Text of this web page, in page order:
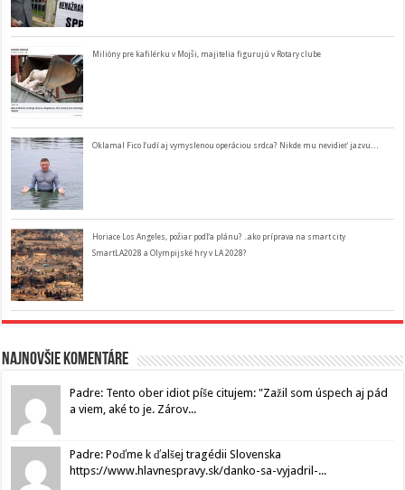
Milióny pre kafilérku v Mojši, majitelia figurujú v Rotary clube
Oklamal Fico ľudí aj vymyslenou operáciou srdca? Nikde mu nevidieť jazvu…
Horiace Los Angeles, požiar podľa plánu? ..ako príprava na smart city
SmartLA2028 a Olympijské hry v LA 2028?
Najnovšie komentáre
Padre: Tento ober idiot píše citujem: "Zažil som úspech aj pád
a viem, aké to je. Zárov...
Padre: Poďme k ďalšej tragédii Slovenska
https://www.hlavnespravy.sk/danko-sa-vyjadril-...